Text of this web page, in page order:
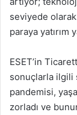
seviyede
paraya yatırım
ESET’in
sonuçlarla ilgili
pandemisi,
zorladı ve